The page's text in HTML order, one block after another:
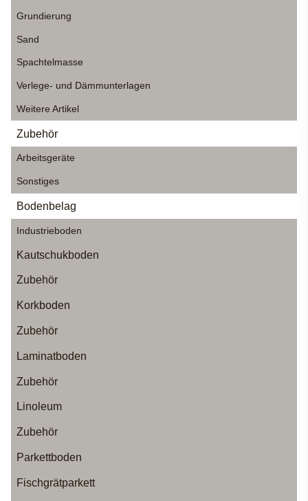
Grundierung
Sand
Spachtelmasse
Verlege- und Dämmunterlagen
Weitere Artikel
Zubehör
Arbeitsgeräte
Sonstiges
Bodenbelag
Industrieboden
Kautschukboden
Zubehör
Korkboden
Zubehör
Laminatboden
Zubehör
Linoleum
Zubehör
Parkettboden
Fischgrätparkett